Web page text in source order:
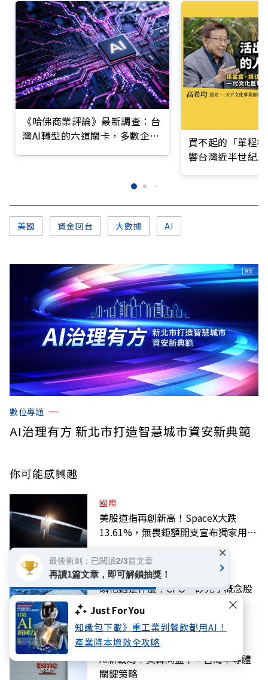
Just For You
知識包下載》重工業到餐飲都用AI！
產業降本增效全攻略
《哈佛商業評論》最新調查：台
灣AI轉型的六道關卡，多數企業
買不起的「單程
響台灣近半世紀
美國 資金回台 大數據 AI
數位專題
AI治理有方 新北市打造智慧城市資安新典範
你可能感興趣
國際
美股道指再創新高！SpaceX大跌
13.61%，無畏鉅額開支宣布獨家用輝
達
科技
磷化銦是什麼？CPO、矽光子概念股
科技
AI新戰局！美韓同盟下，台灣半導體
關鍵策略
最後衝刺：已閱讀2/3篇文章
再讀1篇文章，即可解鎖抽獎！
×